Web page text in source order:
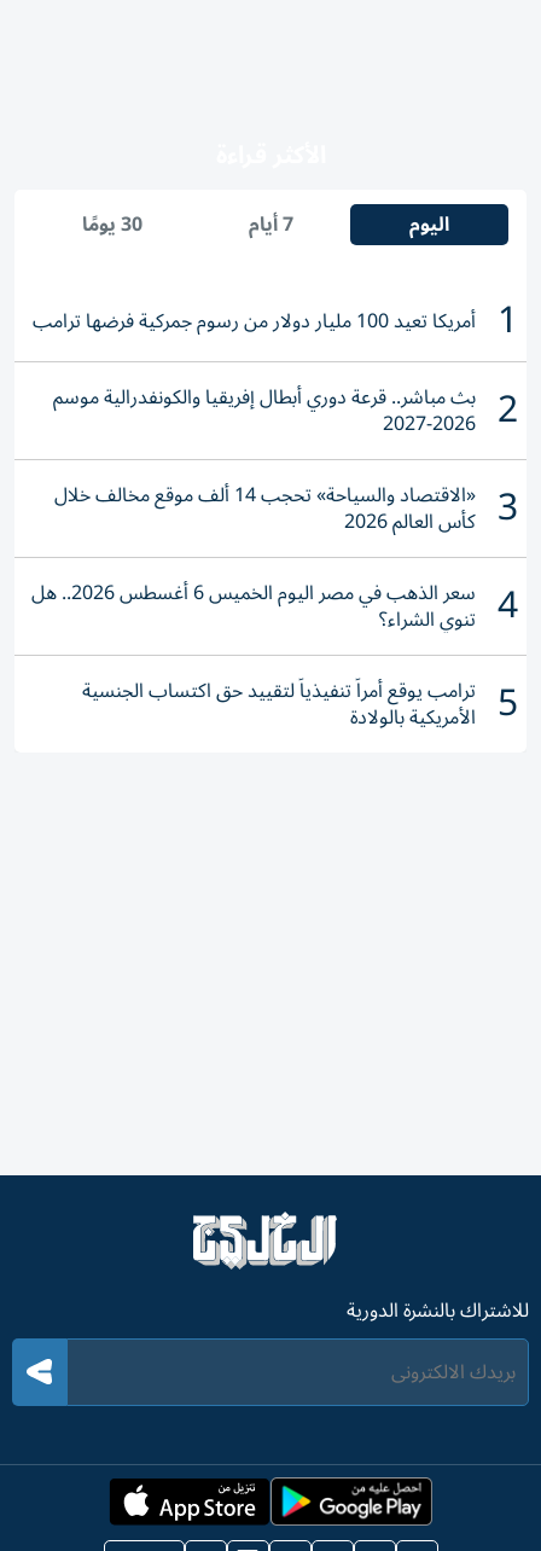
اليوم 7 أيام 30 يومًا
1 أمريكا تعيد 100 مليار دولار من رسوم جمركية فرضها ترامب
2 بث مباشر.. قرعة دوري أبطال إفريقيا والكونفدرالية موسم
2026-2027
3 «الاقتصاد والسياحة» تحجب 14 ألف موقع مخالف خلال
كأس العالم 2026
4 سعر الذهب في مصر اليوم الخميس 6 أغسطس 2026.. هل
تنوي الشراء؟
5 ترامب يوقع أمراً تنفيذياً لتقييد حق اكتساب الجنسية
الأمريكية بالولادة
للاشتراك بالنشرة الدورية